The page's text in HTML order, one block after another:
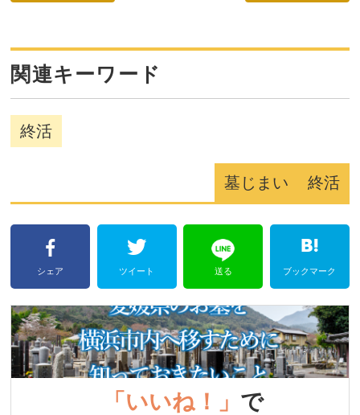
関連キーワード
終活
墓じまい 終活
シェア ツイート 送る ブックマーク
「いいね！」 で